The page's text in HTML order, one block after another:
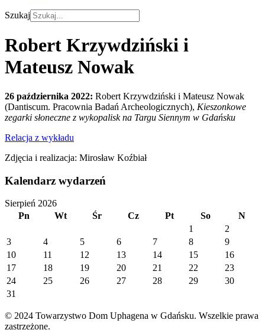
Szukaj
Robert Krzywdziński i
Mateusz Nowak
26 października 2022: Robert Krzywdziński i Mateusz Nowak
(Dantiscum. Pracownia Badań Archeologicznych), Kieszonkowe
zegarki słoneczne z wykopalisk na Targu Siennym w Gdańsku
Relacja z wykładu
Zdjęcia i realizacja: Mirosław Koźbiał
Kalendarz wydarzeń
Sierpień 2026
Pn
Wt Śr Cz Pt So
N
1
2
3
4 5 6 7 8
9
10
11 12 13 14 15
16
17
18 19 20 21 22
23
24
25 26 27 28 29
30
31
© 2024 Towarzystwo Dom Uphagena w Gdańsku. Wszelkie prawa
zastrzeżone.